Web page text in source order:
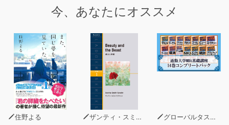
これは証を刻む、もう一つの “シロネコテイル”
今、あなたにオススメ
住野よる ザンティ・スミス・セラフィン グローバルタスクフォース(著)